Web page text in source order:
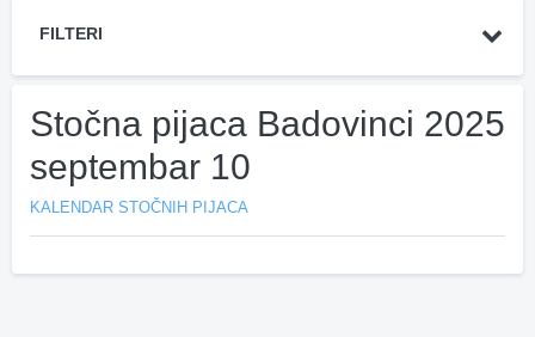
FILTERI
Stočna pijaca Badovinci 2025
septembar 10
KALENDAR STOČNIH PIJACA